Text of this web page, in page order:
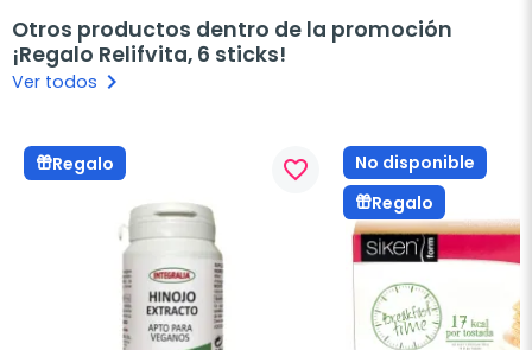
Otros productos dentro de la promoción
¡Regalo Relifvita, 6 sticks!
Ver todos keyboard_arrow_right
Regalo favorite_border
No disponible
Regalo